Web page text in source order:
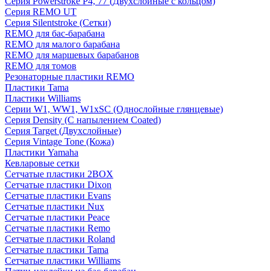
Серия REMO UT
Серия Silentstroke (Сетки)
REMO для бас-барабана
REMO для малого барабана
REMO для маршевых барабанов
REMO для томов
Резонаторные пластики REMO
Пластики Tama
Пластики Williams
Серии W1, WW1, W1xSC (Однослойные глянцевые)
Серия Density (C напылением Coated)
Серия Target (Двухслойные)
Серия Vintage Tone (Кожа)
Пластики Yamaha
Кевларовые сетки
Сетчатые пластики 2BOX
Сетчатые пластики Dixon
Сетчатые пластики Evans
Сетчатые пластики Nux
Сетчатые пластики Peace
Сетчатые пластики Remo
Сетчатые пластики Roland
Сетчатые пластики Tama
Сетчатые пластики Williams